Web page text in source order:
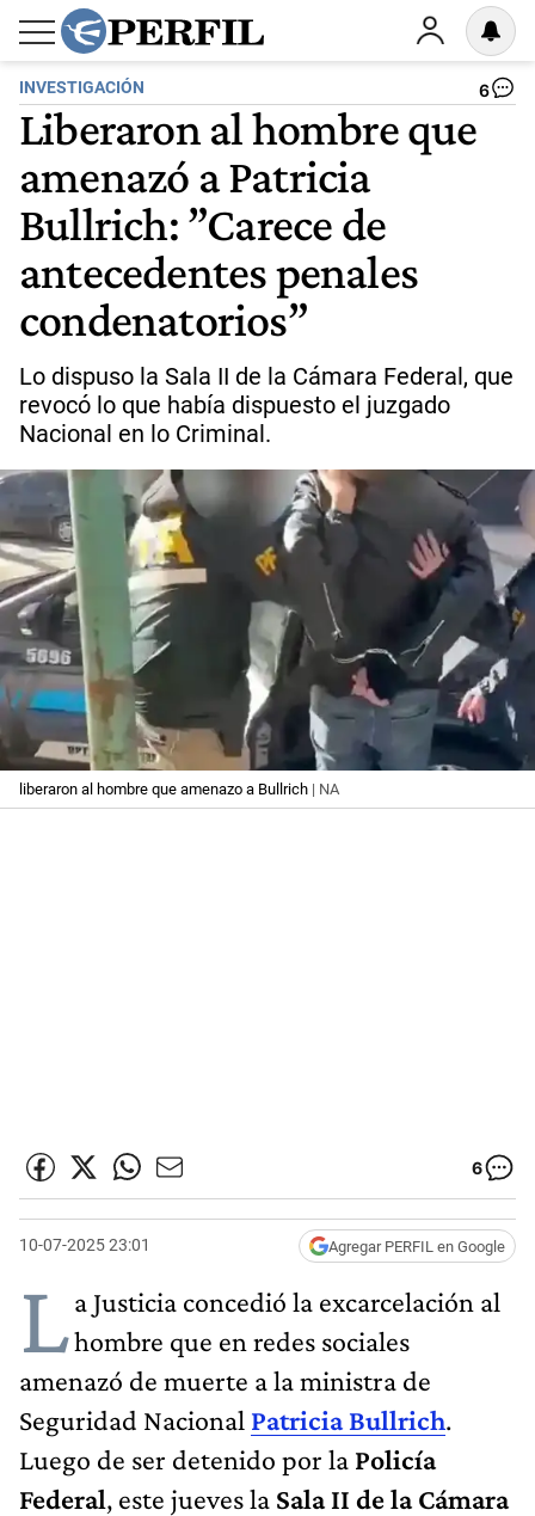
INVESTIGACIÓN 6
Liberaron al hombre que
amenazó a Patricia
Bullrich: ”Carece de
antecedentes penales
condenatorios”
Lo dispuso la Sala II de la Cámara Federal, que
revocó lo que había dispuesto el juzgado
Nacional en lo Criminal.
liberaron al hombre que amenazo a Bullrich | NA
6
10-07-2025 23:01 Agregar PERFIL en Google
La Justicia concedió la excarcelación al
hombre que en redes sociales
amenazó de muerte a la ministra de
Seguridad Nacional Patricia Bullrich.
Luego de ser detenido por la Policía
Federal, este jueves la Sala II de la Cámara